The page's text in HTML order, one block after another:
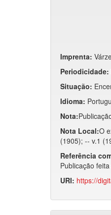
Imprenta:
Periodicidade:
Situação:
Idioma:
Nota:
Nota Local:O
(1905); -- v.1
Referência
Publicação
URI: https://